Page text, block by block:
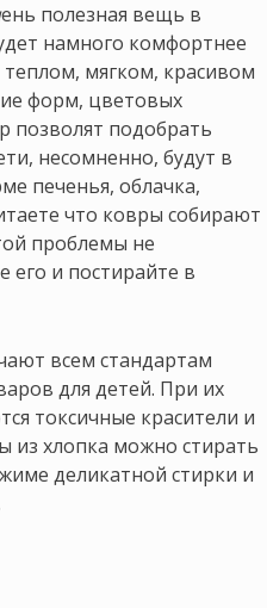
ень полезная вещь в
намного комфортнее
теплом, мягком, красивом
форм, цветовых
позволят подобрать
несомненно, будут в
печенья, облачка,
что ковры собирают
проблемы не
его и постирайте в
всем стандартам
для детей. При их
токсичные красители и
из хлопка можно стирать
деликатной стирки и